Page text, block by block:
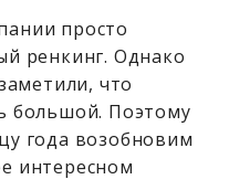
просто
ренкинг. Однако
что
большой. Поэтому
года возобновим
интересном